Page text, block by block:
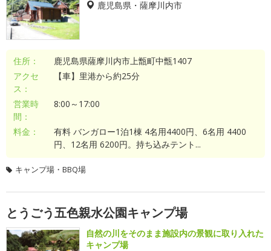
鹿児島県・薩摩川内市
住所：
鹿児島県薩摩川内市上甑町中甑1407
アクセ
ス：
【車】里港から約25分
営業時
間：
8:00～17:00
料金：
有料 バンガロー1泊1棟 4名用4400円、6名用 4400
円、12名用 6200円。持ち込みテント...
キャンプ場・BBQ場
とうごう五色親水公園キャンプ場
自然の川をそのまま施設内の景観に取り入れた
キャンプ場